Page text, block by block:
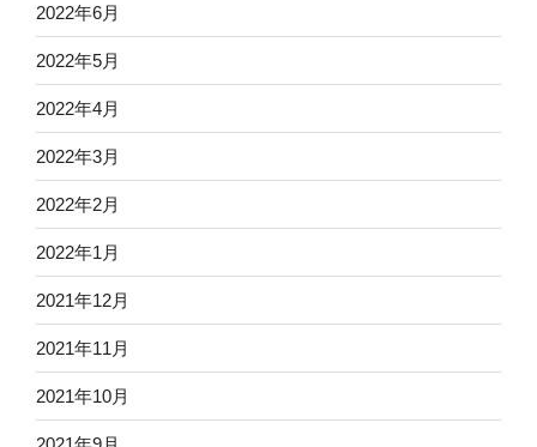
2022年6月
2022年5月
2022年4月
2022年3月
2022年2月
2022年1月
2021年12月
2021年11月
2021年10月